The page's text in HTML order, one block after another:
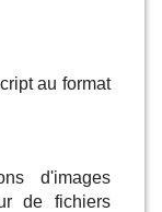
au format
d'images
de fichiers